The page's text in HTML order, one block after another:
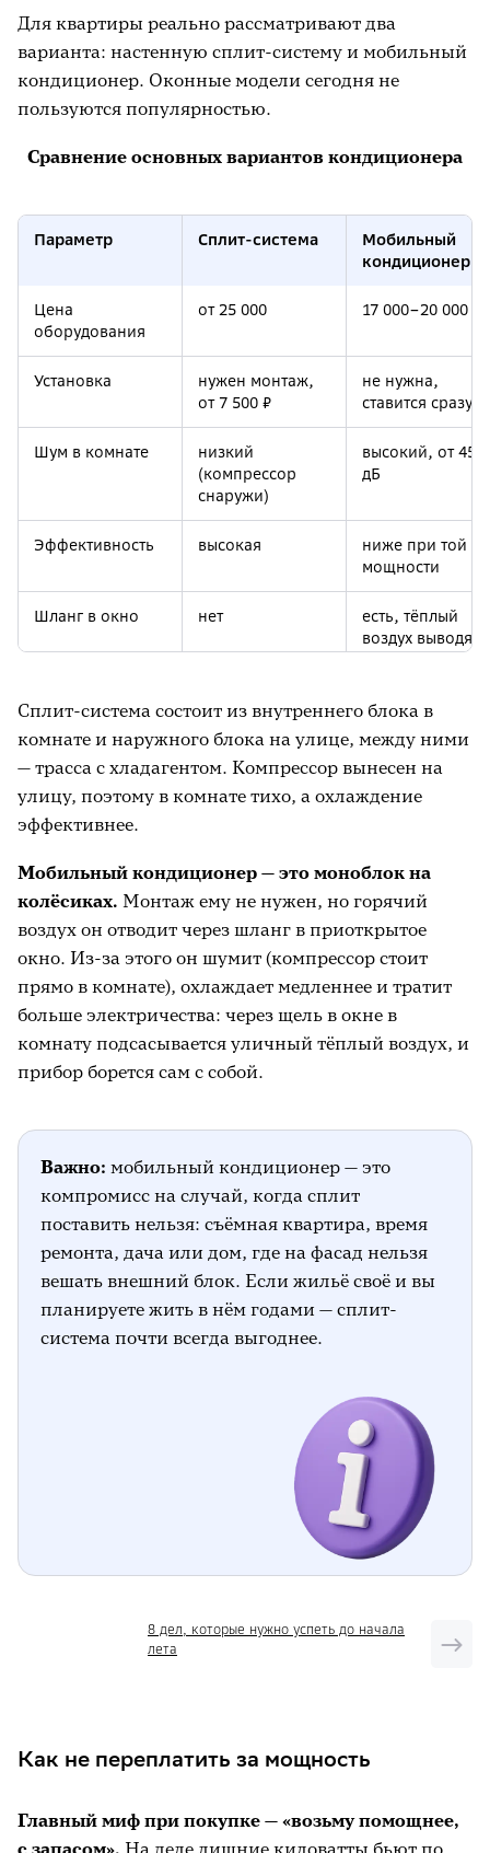
Для квартиры реально рассматривают два
варианта: настенную сплит-систему и мобильный
кондиционер. Оконные модели сегодня не
пользуются популярностью.
Сравнение основных вариантов кондиционера
Параметр Сплит-система
Мобильный
кондиционер
Цена
оборудования
от 25 000 17 000–20 000 ₽
Установка
нужен монтаж,
от 7 500 ₽
не нужна,
ставится сразу
Шум в комнате
низкий
(компрессор
снаружи)
высокий, от 45
дБ
Эффективность высокая
ниже при той
мощности
Шланг в окно нет
есть, тёплый
воздух выводят
Когда выбирают
своё жильё,
нужен тихий
съём, ремонт,
блок
Сплит-система состоит из внутреннего блока в
комнате и наружного блока на улице, между ними
— трасса с хладагентом. Компрессор вынесен на
улицу, поэтому в комнате тихо, а охлаждение
эффективнее.
Мобильный кондиционер — это моноблок на
колёсиках. Монтаж ему не нужен, но горячий
воздух он отводит через шланг в приоткрытое
окно. Из-за этого он шумит (компрессор стоит
прямо в комнате), охлаждает медленнее и тратит
больше электричества: через щель в окне в
комнату подсасывается уличный тёплый воздух, и
прибор борется сам с собой.
Важно: мобильный кондиционер — это
компромисс на случай, когда сплит
поставить нельзя: съёмная квартира, время
ремонта, дача или дом, где на фасад нельзя
вешать внешний блок. Если жильё своё и вы
планируете жить в нём годами — сплит-
система почти всегда выгоднее.
8 дел, которые нужно успеть до начала
лета
Как не переплатить за мощность
Главный миф при покупке — «возьму помощнее,
с запасом». На деле лишние киловатты бьют по